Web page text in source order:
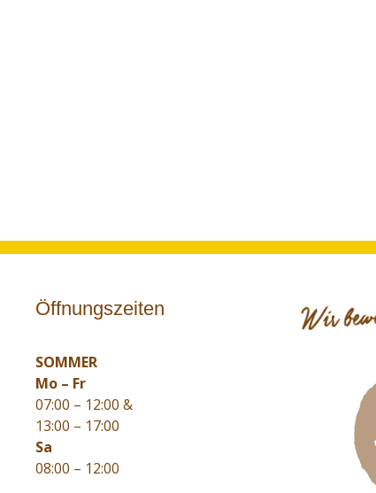
Öffnungszeiten
SOMMER
Mo – Fr
07:00 – 12:00 &
13:00 – 17:00
Sa
08:00 – 12:00